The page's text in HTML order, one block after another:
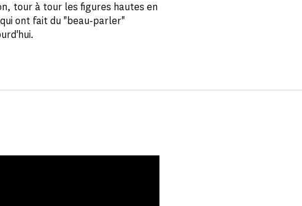
tour à tour les figures hautes en
ont fait du "beau-parler"